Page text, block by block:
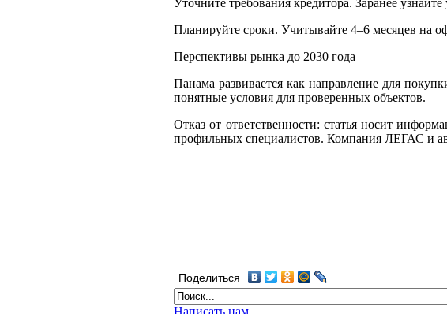
Планируйте сроки. Учитывайте 4–6 месяцев на
Перспективы рынка до 2030 года
Панама развивается как направление для
понятные условия для проверенных объектов.
Отказ от ответственности: статья носит
профильных специалистов. Компания ЛЕГАС и
Поделиться
Написать нам...